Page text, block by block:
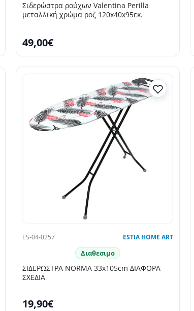
Σιδερώστρα ρούχων Valentina Perilla
μεταλλική χρώμα ροζ 120x40x95εκ.
49,00€
ES-04-0257 ESTIA HOME ART
Διαθεσιμο
ΣΙΔΕΡΩΣΤΡΑ NORMA 33x105cm ΔΙΑΦΟΡΑ
ΣΧΕΔΙΑ
19,90€